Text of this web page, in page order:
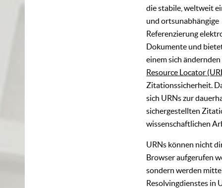
die stabile, weltweit
und ortsunabhängige
Referenzierung
Dokumente und
einem sich ändernden
Resource Locator
Zitationssicherheit.
sich URNs zur
sichergestellten
wissenschaftlichen
URNs können nicht
Browser aufgerufen
sondern werden
Resolvingdienstes in